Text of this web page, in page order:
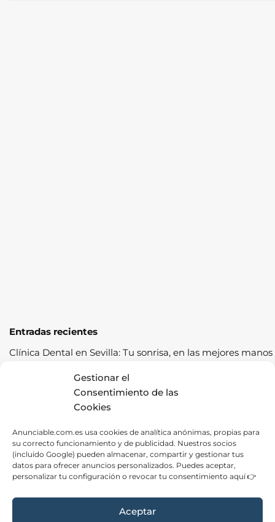
Gestionar el
Consentimiento de las
Cookies
Anunciable.com.es usa cookies de analítica anónimas, propias para
su correcto funcionamiento y de publicidad. Nuestros socios
(incluido Google) pueden almacenar, compartir y gestionar tus
datos para ofrecer anuncios personalizados. Puedes aceptar,
personalizar tu configuración o revocar tu consentimiento aquí 👉
Aceptar
Entradas recientes
Clínica Dental en Sevilla: Tu sonrisa, en las mejores manos
Cómo pasar la ITV a la primera: guía completa con
consejos prácticos
Los cereales sostenibles representan una oportunidad de
Fábrica de Canapés en Barcelona: La Mejor Opción para
tu Descanso
Las ventajas de contratar una empresa de alquiler de
carpas para tus eventos